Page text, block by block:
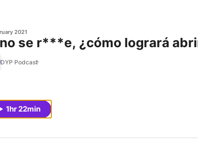
2021
se r***e, ¿cómo logrará
DYP Podcast
1hr 22min